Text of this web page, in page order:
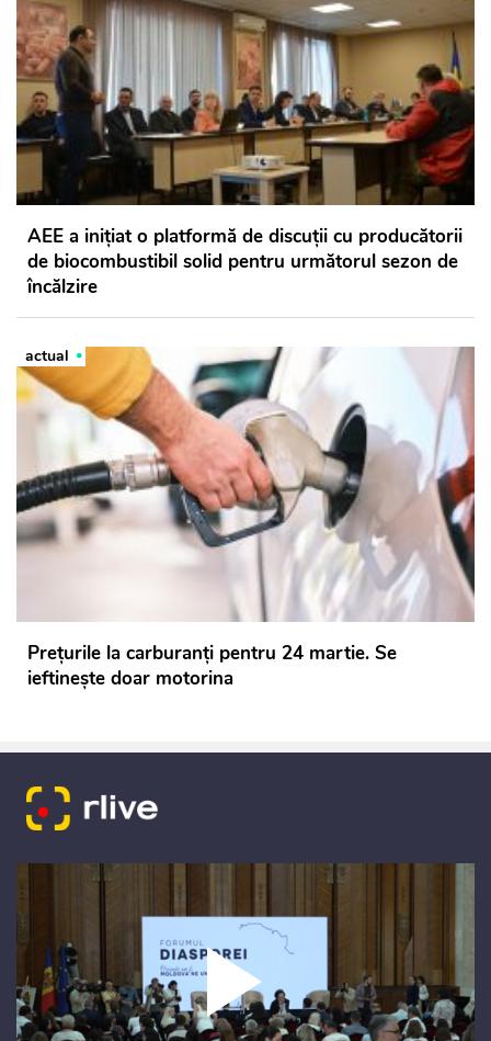
AEE a inițiat o platformă de discuții cu producătorii
de biocombustibil solid pentru următorul sezon de
încălzire
actual
Prețurile la carburanți pentru 24 martie. Se
ieftinește doar motorina